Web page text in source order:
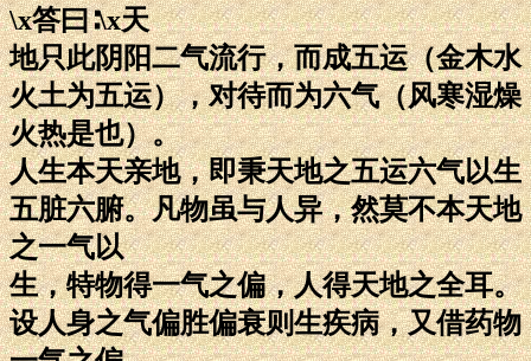
\x答曰∶\x天
地只此阴阳二气流行，而成五运（金木水
火土为五运），对待而为六气（风寒湿燥
火热是也）。
人生本天亲地，即秉天地之五运六气以生
五脏六腑。凡物虽与人异，然莫不本天地
之一气以
生，特物得一气之偏，人得天地之全耳。
设人身之气偏胜偏衰则生疾病，又借药物